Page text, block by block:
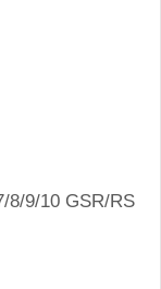
8/9/10 GSR/RS